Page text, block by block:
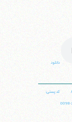
دانلود
کد پستی: